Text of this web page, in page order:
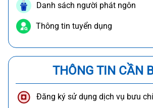
Danh sách người phát ngôn
Thông tin tuyển dụng
THÔNG TIN CẦN
Đăng ký sử dụng dịch vụ bưu